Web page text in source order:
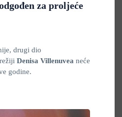
za proljeće
drugi dio
Denisa Villenuvea neće
godine.